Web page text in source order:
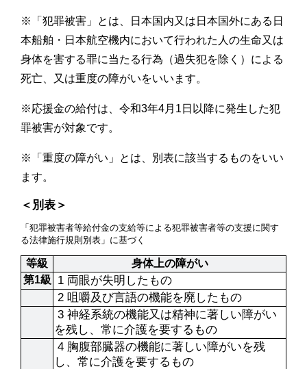
※「犯罪被害」とは、日本国内又は日本国外にある日
本船舶・日本航空機内において行われた人の生命又は
身体を害する罪に当たる行為（過失犯を除く）による
死亡、又は重度の障がいをいいます。
※応援金の給付は、令和3年4月1日以降に発生した犯
罪被害が対象です。
※「重度の障がい」とは、別表に該当するものをいい
ます。
＜別表＞
「犯罪被害者等給付金の支給等による犯罪被害者等の支援に関す
る法律施行規則別表」に基づく
等級
身体上の障がい
第1級
1 両眼が失明したもの
2 咀嚼及び言語の機能を廃したもの
を残し、常に介護を要するもの
し、常に介護を要するもの